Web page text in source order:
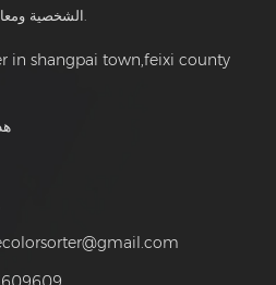
in shangpai town,feixi county
هذه